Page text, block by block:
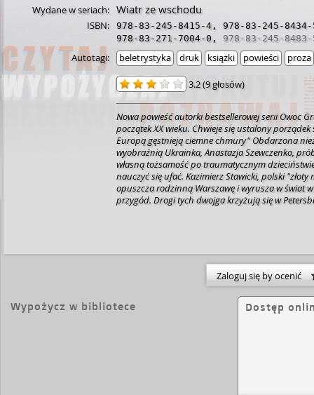
Wydane w seriach: Wiatr ze wschodu
ISBN: 978-83-245-8415-4, 978-83-245-8434-
978-83-271-7004-0, 978-83-245-8483-
Autotagi: beletrystyka druk książki powieści proza
3.2(9 głosów)
Nowa powieść autorki bestsellerowej serii Owoc
początek XX wieku. Chwieje się ustalony porządek
Europą gęstnieją ciemne chmury" Obdarzona
wyobraźnią Ukrainka, Anastazja Szewczenko,
własną tożsamość po traumatycznym
nauczyć się ufać. Kazimierz Stawicki, polski "złoty
opuszcza rodzinną Warszawę i wyrusza w świat
przygód. Drogi tych dwojga krzyżują się w
jeszcze nadzieja na prawdziwe uczucie? Wiatr ze
białych nocy to epicka powieść dla wielbicieli
Zaloguj się by ocenić
Wypożycz w bibliotece Dostęp